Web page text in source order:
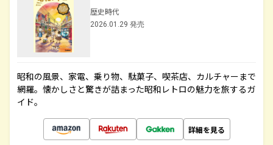
歴史時代
2026.01.29 発売
昭和の風景、家電、乗り物、駄菓子、喫茶店、カルチャーまで
網羅。懐かしさと驚きが詰まった昭和レトロの魅力を旅するガ
イド。
詳細を見る